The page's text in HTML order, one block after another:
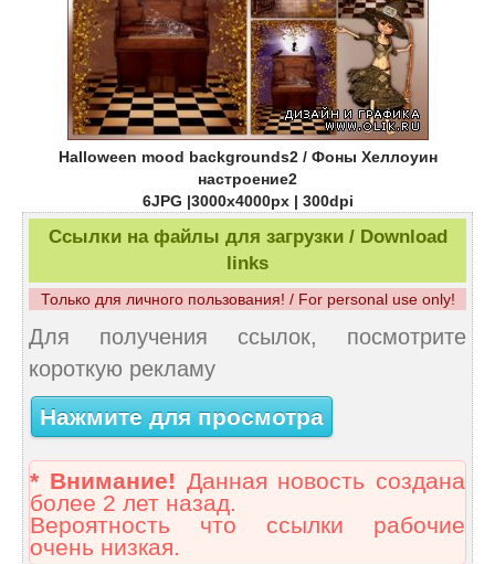
Halloween mood backgrounds2 / Фоны Хеллоуин
настроение2
6JPG |3000x4000px | 300dpi
Ссылки на файлы для загрузки / Download
links
Только для личного пользования! / For personal use only!
Для получения ссылок, посмотрите
короткую рекламу
Нажмите для просмотра
* Внимание! Данная новость создана
более 2 лет назад.
Вероятность что ссылки рабочие
очень низкая.